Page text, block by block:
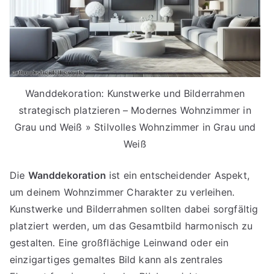
Wanddekoration: Kunstwerke und Bilderrahmen
strategisch platzieren – Modernes Wohnzimmer in
Grau und Weiß » Stilvolles Wohnzimmer in Grau und
Weiß
Die Wanddekoration ist ein entscheidender Aspekt,
um deinem Wohnzimmer Charakter zu verleihen.
Kunstwerke und Bilderrahmen sollten dabei sorgfältig
platziert werden, um das Gesamtbild harmonisch zu
gestalten. Eine großflächige Leinwand oder ein
einzigartiges gemaltes Bild kann als zentrales